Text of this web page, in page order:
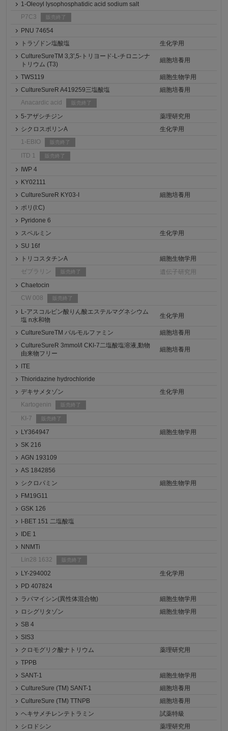
1-Oleoyl lysophosphatidic acid sodium salt
P7C3
販売終了
PNU 74654
トラゾドン塩酸塩
生化学用
CultureSureTM 3,3',5-トリヨード-L-チロニンナ
トリウム (T3)
細胞培養用
TWS119
細胞生物学用
CultureSureR A419259三塩酸塩
細胞培養用
Anacardic acid
販売終了
5-アザシチジン
薬理研究用
シクロスポリンA
生化学用
1-EBIO
販売終了
ITD 1 販売終了
IWP 4
KY02111
CultureSureR KY03-I
細胞培養用
ポリ(I:C)
Pyridone 6
スペルミン
生化学用
SU 16f
トリコスタチンA
細胞生物学用
ゼブラリン
販売終了
遺伝子研究用
Chaetocin
CW 008
販売終了
L-アスコルビン酸りん酸エステルマグネシウム
塩 n水和物
生化学用
CultureSureTM パルモルファミン
細胞培養用
CultureSureR 3mmol/l CKI-7二塩酸塩溶液,動物
由来物フリー
細胞培養用
ITE
Thioridazine hydrochloride
デキサメタゾン
生化学用
Kartogenin
販売終了
KI-7 販売終了
LY364947
細胞生物学用
SK 216
AGN 193109
AS 1842856
シクロパミン
細胞生物学用
FM19G11
GSK 126
I-BET 151 二塩酸塩
IDE 1
NNMTi
Lin28 1632
販売終了
LY-294002
生化学用
PD 407824
ラパマイシン(異性体混合物)
細胞生物学用
ロシグリタゾン
細胞生物学用
SB 4
SIS3
クロモグリク酸ナトリウム
薬理研究用
TPPB
SANT-1
細胞生物学用
CultureSure (TM) SANT-1
細胞培養用
CultureSure (TM) TTNPB
細胞培養用
ヘキサメチレンテトラミン
試薬特級
シロドシン
薬理研究用